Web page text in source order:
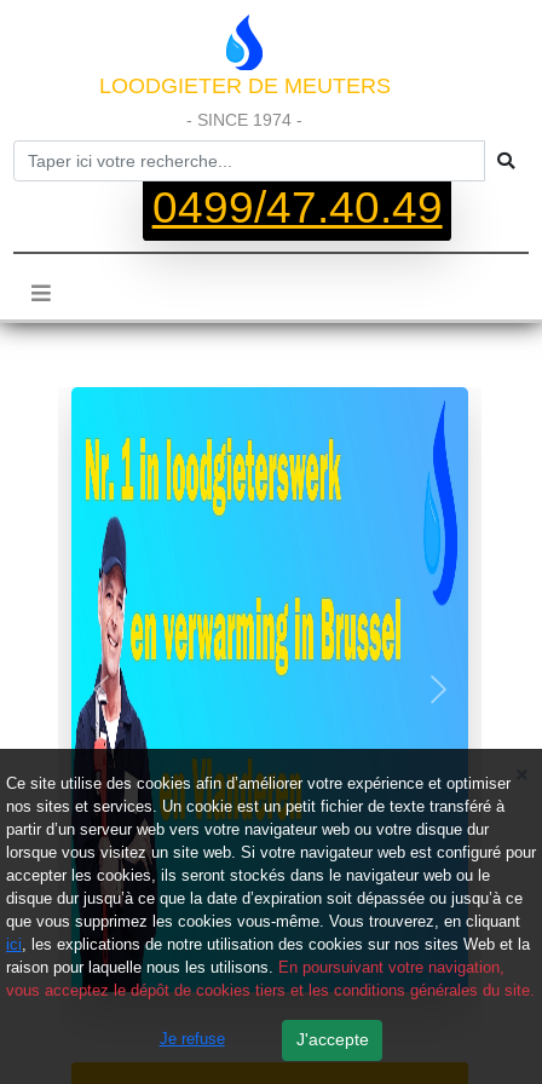
LOODGIETER DE MEUTERS
- SINCE 1974 -
0499/47.40.49
Précédent Suivant
Ce site utilise des cookies afin d’améliorer votre expérience et optimiser
nos sites et services. Un cookie est un petit fichier de texte transféré à
partir d’un serveur web vers votre navigateur web ou votre disque dur
lorsque vous visitez un site web. Si votre navigateur web est configuré pour
accepter les cookies, ils seront stockés dans le navigateur web ou le
disque dur jusqu’à ce que la date d’expiration soit dépassée ou jusqu’à ce
que vous supprimez les cookies vous-même. Vous trouverez, en cliquant
ici, les explications de notre utilisation des cookies sur nos sites Web et la
raison pour laquelle nous les utilisons. En poursuivant votre navigation,
vous acceptez le dépôt de cookies tiers et les conditions générales du site.
Je refuse J'accepte